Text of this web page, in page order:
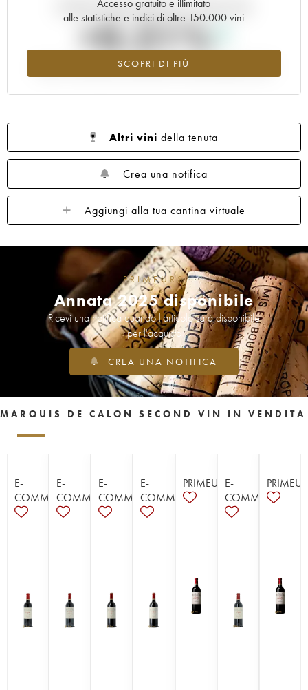
Accesso gratuito e illimitato
alle statistiche e indici di oltre 150.000 vini
SCOPRI DI PIÙ
Andamento della quotazione in tempo reale
+0.21%
Valore in aumento per l'annata 2007 nel 2026 rispetto al 2025
Altri vini della tenuta
Crea una notifica
Aggiungi alla tua cantina virtuale
PRIMEURS
Annata 2025 disponibile
Ricevi una notifica quando l'articolo sarà disponibile
per l'acquisto
CREA UNA NOTIFICA
MARQUIS DE CALON SECOND VIN IN VENDITA
E-
COMMERCE
E-
COMMERCE
E-
COMMERCE
E-
COMMERCE
PRIMEURSE-
COMMERCE